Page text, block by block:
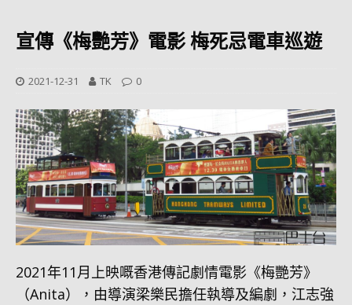
宣傳《梅艷芳》電影 梅死忌電車巡遊
2021-12-31 TK 0
2021年11月上映嘅香港傳記劇情電影《梅艷芳》
（Anita），由導演梁樂民擔任執導及編劇，江志強